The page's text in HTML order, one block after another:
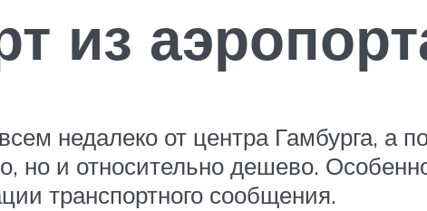
из
недалеко от центра Гамбурга, а
но и относительно дешево.
транспортного сообщения.